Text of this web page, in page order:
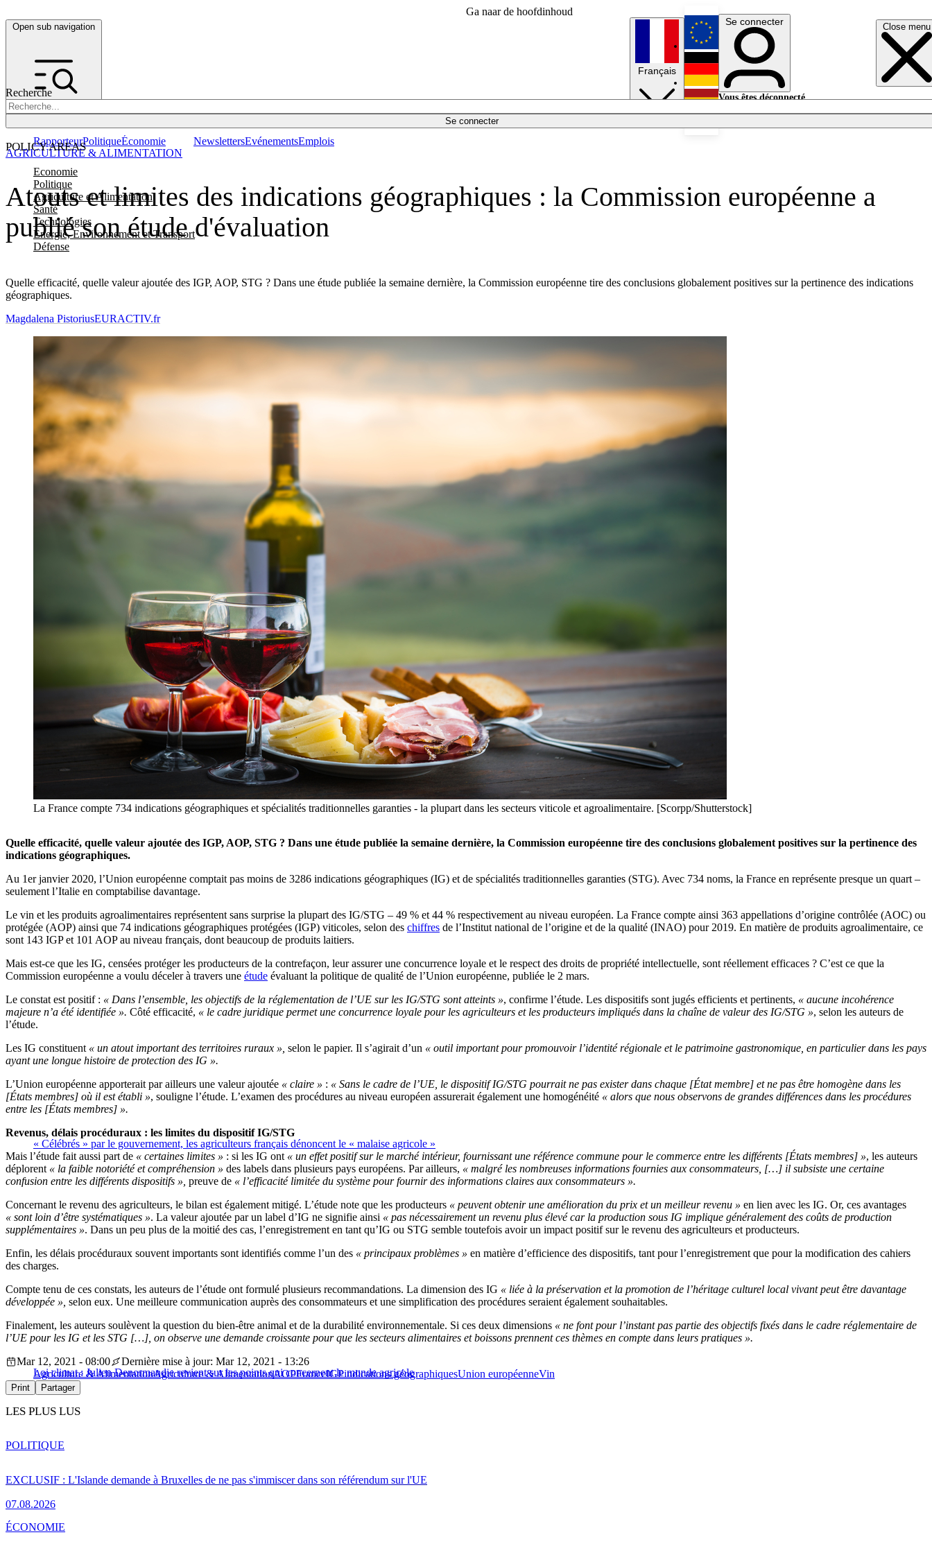
Ga naar de hoofdinhoud
Open sub navigation Close menu
Recherche
Se connecter
POLICY AREAS
Economie
Politique
Agriculture et Alimentation
Santé
Technologies
Energie, Environnement et Transport
Défense
RapporteurPolitiqueÉconomie NewslettersEvénementsEmplois
Français
English
Deutsch
Se connecter
Vous êtes déconnecté.
Atouts et limites des indications géographiques : la Commission européenne a
publié son étude d'évaluation
Quelle efficacité, quelle valeur ajoutée des IGP, AOP, STG ? Dans une étude publiée la semaine dernière, la Commission européenne tire des conclusions globalement positives sur la pertinence des indications
géographiques.
AGRICULTURE & ALIMENTATION
Magdalena PistoriusEURACTIV.fr
La France compte 734 indications géographiques et spécialités traditionnelles garanties - la plupart dans les secteurs viticole et agroalimentaire. [Scorpp/Shutterstock]
Quelle efficacité, quelle valeur ajoutée des IGP, AOP, STG ? Dans une étude publiée la semaine dernière, la Commission européenne tire des conclusions globalement positives sur la pertinence des
indications géographiques.
Au 1er janvier 2020, l’Union européenne comptait pas moins de 3286 indications géographiques (IG) et de spécialités traditionnelles garanties (STG). Avec 734 noms, la France en représente presque un quart –
seulement l’Italie en comptabilise davantage.
Le vin et les produits agroalimentaires représentent sans surprise la plupart des IG/STG – 49 % et 44 % respectivement au niveau européen. La France compte ainsi 363 appellations d’origine contrôlée (AOC) ou
protégée (AOP) ainsi que 74 indications géographiques protégées (IGP) viticoles, selon des chiffres de l’Institut national de l’origine et de la qualité (INAO) pour 2019. En matière de produits agroalimentaire, ce
sont 143 IGP et 101 AOP au niveau français, dont beaucoup de produits laitiers.
Mais est-ce que les IG, censées protéger les producteurs de la contrefaçon, leur assurer une concurrence loyale et le respect des droits de propriété intellectuelle, sont réellement efficaces ? C’est ce que la
Commission européenne a voulu déceler à travers une étude évaluant la politique de qualité de l’Union européenne, publiée le 2 mars.
Le constat est positif : « Dans l’ensemble, les objectifs de la réglementation de l’UE sur les IG/STG sont atteints », confirme l’étude. Les dispositifs sont jugés efficients et pertinents, « aucune incohérence
majeure n’a été identifiée ». Côté efficacité, « le cadre juridique permet une concurrence loyale pour les agriculteurs et les producteurs impliqués dans la chaîne de valeur des IG/STG », selon les auteurs de
l’étude.
Les IG constituent « un atout important des territoires ruraux », selon le papier. Il s’agirait d’un « outil important pour promouvoir l’identité régionale et le patrimoine gastronomique, en particulier dans les pays
ayant une longue histoire de protection des IG ».
L’Union européenne apporterait par ailleurs une valeur ajoutée « claire » : « Sans le cadre de l’UE, le dispositif IG/STG pourrait ne pas exister dans chaque [État membre] et ne pas être homogène dans les
[États membres] où il est établi », souligne l’étude. L’examen des procédures au niveau européen assurerait également une homogénéité « alors que nous observons de grandes différences dans les procédures
entre les [États membres] ».
« Célébrés » par le gouvernement, les agriculteurs français dénoncent le « malaise agricole »
Revenus, délais procéduraux : les limites du dispositif IG/STG
Mais l’étude fait aussi part de « certaines limites » : si les IG ont « un effet positif sur le marché intérieur, fournissant une référence commune pour le commerce entre les différents [États membres] », les auteurs
déplorent « la faible notoriété et compréhension » des labels dans plusieurs pays européens. Par ailleurs, « malgré les nombreuses informations fournies aux consommateurs, […] il subsiste une certaine
confusion entre les différents dispositifs », preuve de « l’efficacité limitée du système pour fournir des informations claires aux consommateurs ».
Concernant le revenu des agriculteurs, le bilan est également mitigé. L’étude note que les producteurs « peuvent obtenir une amélioration du prix et un meilleur revenu » en lien avec les IG. Or, ces avantages
« sont loin d’être systématiques ». La valeur ajoutée par un label d’IG ne signifie ainsi « pas nécessairement un revenu plus élevé car la production sous IG implique généralement des coûts de production
supplémentaires ». Dans un peu plus de la moitié des cas, l’enregistrement en tant qu’IG ou STG semble toutefois avoir un impact positif sur le revenu des agriculteurs et producteurs.
Enfin, les délais procéduraux souvent importants sont identifiés comme l’un des « principaux problèmes » en matière d’efficience des dispositifs, tant pour l’enregistrement que pour la modification des cahiers
des charges.
Compte tenu de ces constats, les auteurs de l’étude ont formulé plusieurs recommandations. La dimension des IG « liée à la préservation et la promotion de l’héritage culturel local vivant peut être davantage
développée », selon eux. Une meilleure communication auprès des consommateurs et une simplification des procédures seraient également souhaitables.
Finalement, les auteurs soulèvent la question du bien-être animal et de la durabilité environnementale. Si ces deux dimensions « ne font pour l’instant pas partie des objectifs fixés dans le cadre réglementaire de
l’UE pour les IG et les STG […], on observe une demande croissante pour que les secteurs alimentaires et boissons prennent ces thèmes en compte dans leurs pratiques ».
Loi climat : Julien Denormandie revient sur les points qui concernent le monde agricole
Mar 12, 2021 - 08:00
Dernière mise à jour: Mar 12, 2021 - 13:26
Agriculture & AlimentationAgriculture & AlimentationAOPFranceIGPindications géographiquesUnion européenneVin
Print Partager
LES PLUS LUS
EXCLUSIF : L'Islande demande à Bruxelles de ne pas s'immiscer dans son référendum sur l'UE
07.08.2026
POLITIQUE
ÉCONOMIE